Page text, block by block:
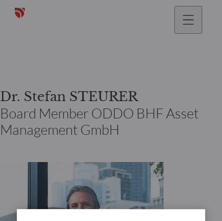
Dr. Stefan STEURER
Board Member ODDO BHF Asset
Management GmbH